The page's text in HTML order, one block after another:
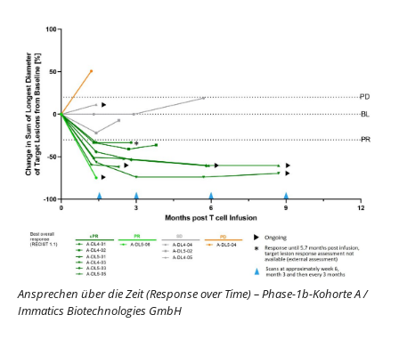
Ansprechen über die Zeit (Response over Time) – Phase-1b-Kohorte A/
Immatics Biotechnologies GmbH